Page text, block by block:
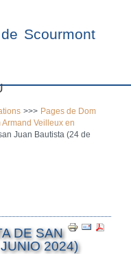
Scourmont
>>> Pages de Dom
Armand Veilleux en
Juan Bautista (24 de
DE SAN
2024)